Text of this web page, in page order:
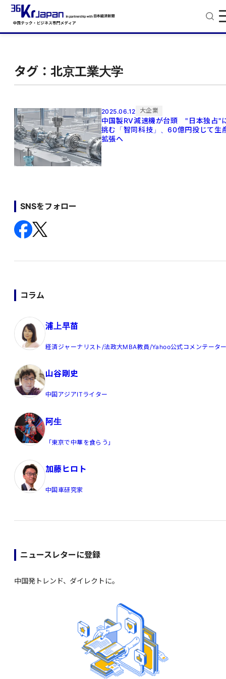
タグ：北京工業大学
2025.06.12 大企業
中国製RV減速機が台頭 "日本独占"
挑む「智同科技」、60億円投じて生
拡張へ
SNSをフォロー
コラム
浦上早苗
経済ジャーナリスト/法政大MBA教員/Yahoo公式コメンテータ
山谷剛史
中国アジアITライター
阿生
「東京で中華を食らう」
加藤ヒロト
中国車研究家
ニュースレターに登録
中国発トレンド、ダイレクトに。